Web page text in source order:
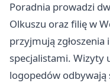
Poradnia prowadzi
Olkuszu oraz filię w
przyjmują
specjalistami. Wizyty
logopedów odbywają